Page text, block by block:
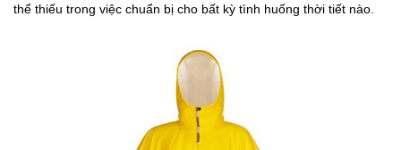
thể thiếu trong việc chuẩn bị cho bất kỳ tình huống thời tiết nào.